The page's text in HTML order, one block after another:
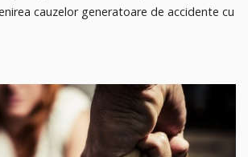
cauzelor generatoare de accidente cu